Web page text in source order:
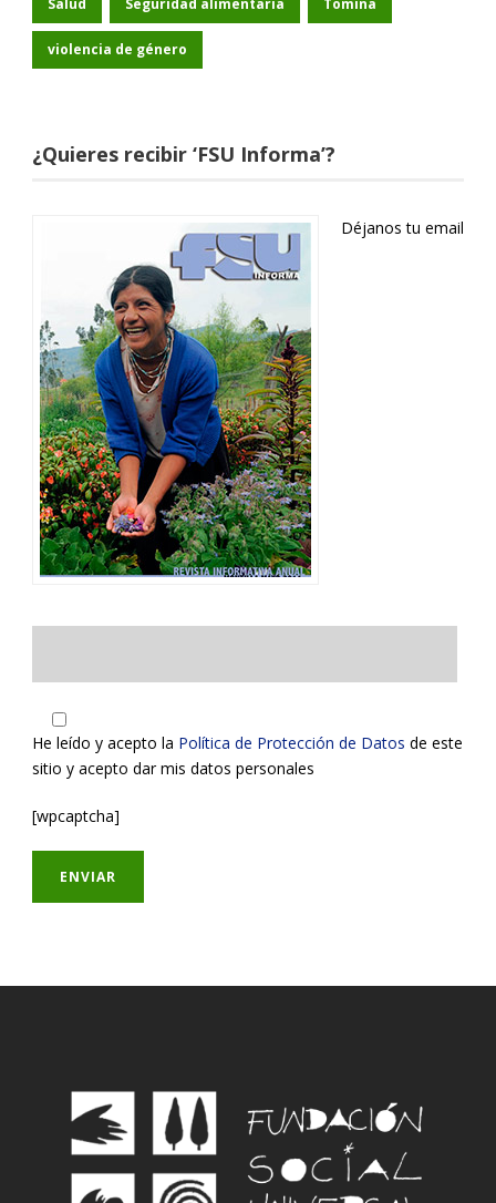
Salud Seguridad alimentaria Tomina
violencia de género
¿Quieres recibir ‘FSU Informa’?
Déjanos tu email
He leído y acepto la Política de Protección de Datos de este
sitio y acepto dar mis datos personales
[wpcaptcha]